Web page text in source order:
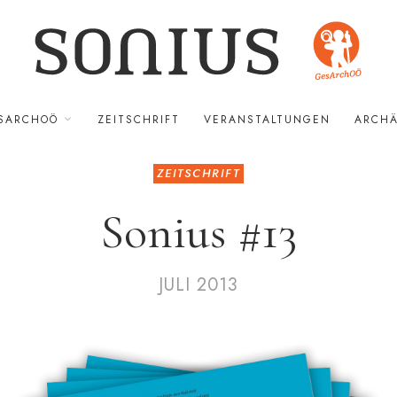
ZEITSCHRIFT VERANSTALTUNGEN
ZEITSCHRIFT
Sonius #13
JULI 2013